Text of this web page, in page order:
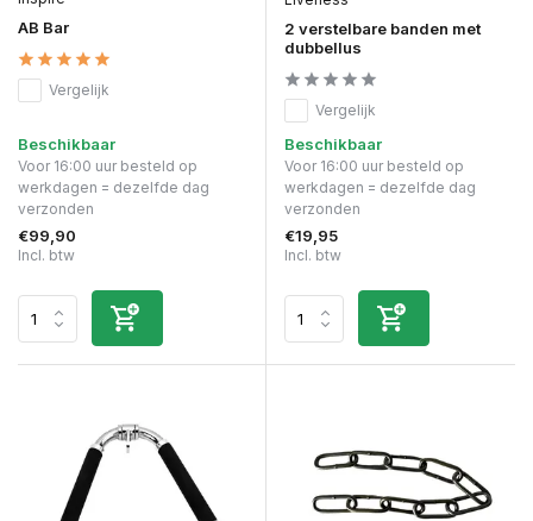
AB Bar
Vergelijk
Beschikbaar
Voor 16:00 uur besteld op
werkdagen = dezelfde dag
verzonden
€99,90
Incl. btw
2 verstelbare banden met
dubbellus
Vergelijk
Beschikbaar
Voor 16:00 uur besteld op
werkdagen = dezelfde dag
verzonden
€19,95
Incl. btw